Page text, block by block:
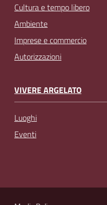
Cultura e tempo libero
Ambiente
Imprese e commercio
Autorizzazioni
VIVERE ARGELATO
Luoghi
Eventi